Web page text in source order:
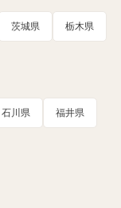
茨城県 栃木県
石川県 福井県